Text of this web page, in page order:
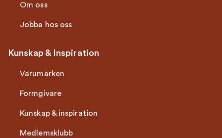
Om oss
Jobba hos oss
Kunskap & Inspiration
Varumärken
Formgivare
Kunskap & inspiration
Medlemsklubb